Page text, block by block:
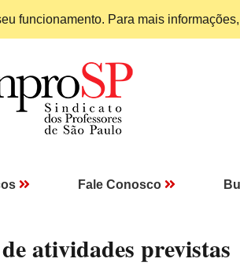
funcionamento. Para mais
Fale Conosco
atividades previstas